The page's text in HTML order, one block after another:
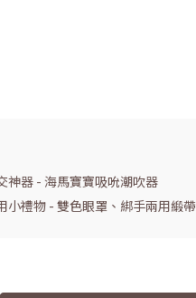
神器 - 海馬寶寶吸吮潮吹器
小禮物 - 雙色眼罩、綁手兩用緞帶